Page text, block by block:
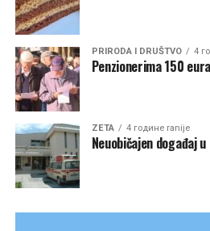
PRIRODA I DRUŠTVO 4
Penzionerima 150
ZETA 4 године ranije
Neuobičajen događaj